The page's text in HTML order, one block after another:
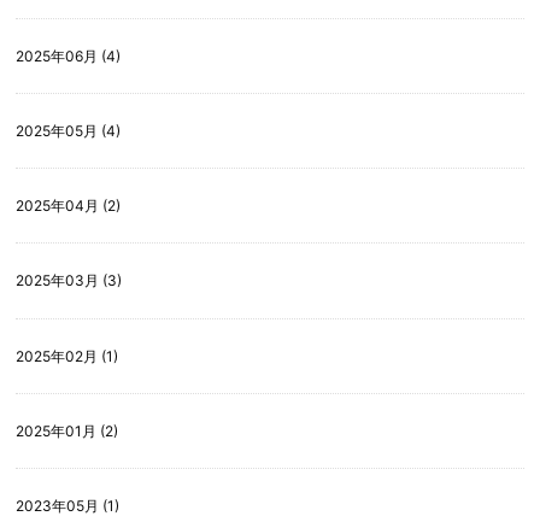
2025年06月 (4)
2025年05月 (4)
2025年04月 (2)
2025年03月 (3)
2025年02月 (1)
2025年01月 (2)
2023年05月 (1)